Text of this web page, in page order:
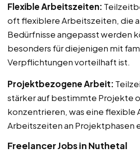
Flexible Arbeitszeiten:
oft flexiblere Arbeitszeiten, die
Bedürfnisse angepasst werden
besonders für diejenigen mit
Verpflichtungen vorteilhaft ist.
Projektbezogene Arbeit:
stärker auf bestimmte Projekte
konzentrieren, was eine flexible
Arbeitszeiten an Projektphasen
Freelancer Jobs in Nuthetal